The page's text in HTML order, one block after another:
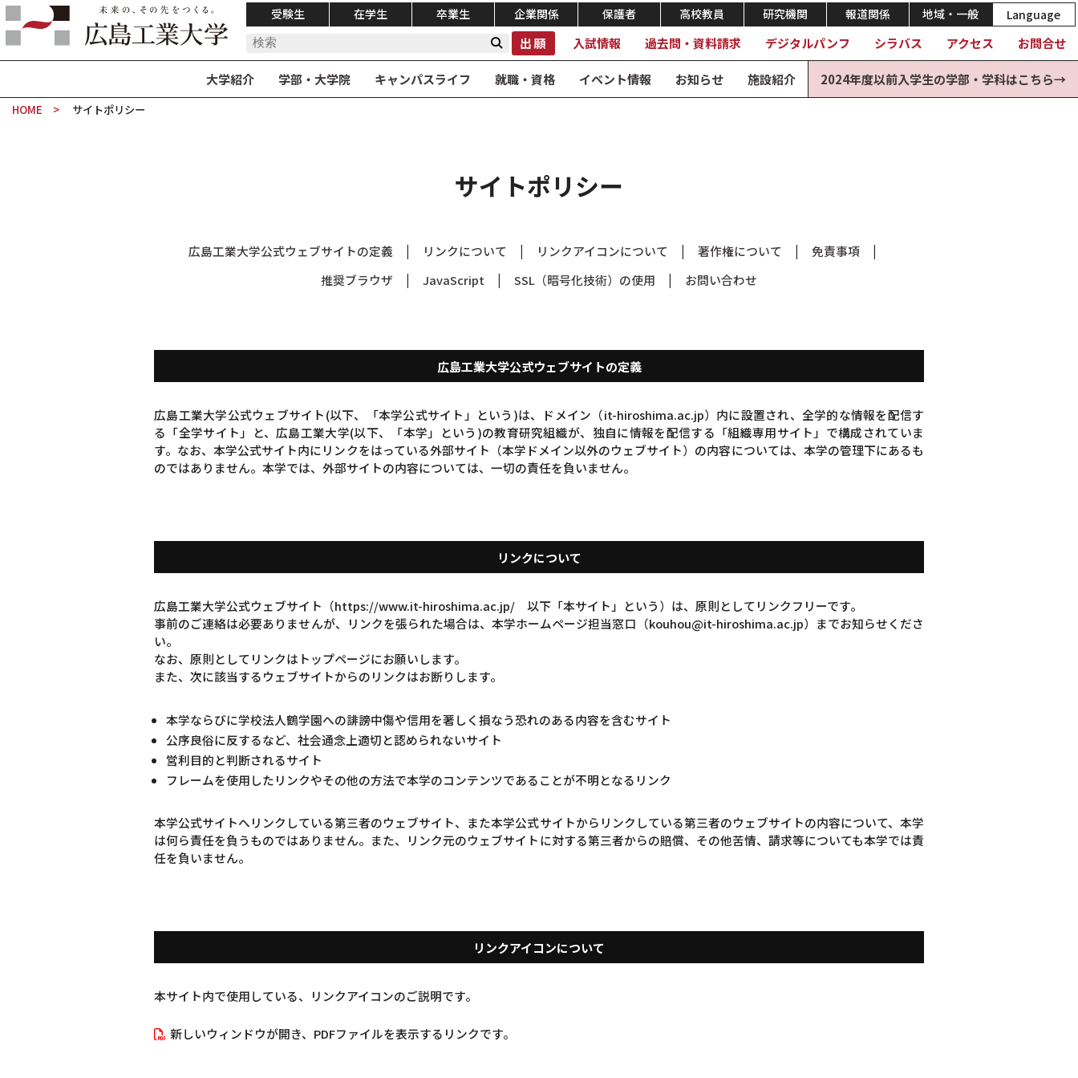
受験生 在学生 卒業生 企業関係 保護者 高校教員 研究機関 報道関係 地域・一般 Language
出願 入試情報 過去問・資料請求 デジタルパンフ シラバス アクセス お問合せ
大学紹介 学部・大学院 キャンパスライフ 就職・資格 イベント情報 お知らせ 施設紹介 2024年度以前入学生の学部・学科はこちら→
HOME サイトポリシー
サイトポリシー
広島工業大学公式ウェブサイトの定義 リンクについて リンクアイコンについて 著作権について
免責事項
推奨ブラウザ
JavaScript SSL（暗号化技術）の使用 お問い合わせ
広島工業大学公式ウェブサイトの定義
広島工業大学公式ウェブサイト(以下、「本学公式サイト」という)は、ドメイン（it-hiroshima.ac.jp）内に設置され、全学的な情報を配信す
る「全学サイト」と、広島工業大学(以下、「本学」という)の教育研究組織が、独自に情報を配信する「組織専用サイト」で構成されていま
す。なお、本学公式サイト内にリンクをはっている外部サイト（本学ドメイン以外のウェブサイト）の内容については、本学の管理下にあるも
のではありません。本学では、外部サイトの内容については、一切の責任を負いません。
リンクについて
広島工業大学公式ウェブサイト（https://www.it-hiroshima.ac.jp/ 以下「本サイト」という）は、原則としてリンクフリーです。
事前のご連絡は必要ありませんが、リンクを張られた場合は、本学ホームページ担当窓口（kouhou@it-hiroshima.ac.jp）までお知らせくださ
い。
なお、原則としてリンクはトップページにお願いします。
また、次に該当するウェブサイトからのリンクはお断りします。
本学ならびに学校法人鶴学園への誹謗中傷や信用を著しく損なう恐れのある内容を含むサイト
公序良俗に反するなど、社会通念上適切と認められないサイト
営利目的と判断されるサイト
フレームを使用したリンクやその他の方法で本学のコンテンツであることが不明となるリンク
本学公式サイトへリンクしている第三者のウェブサイト、また本学公式サイトからリンクしている第三者のウェブサイトの内容について、本学
は何ら責任を負うものではありません。また、リンク元のウェブサイトに対する第三者からの賠償、その他苦情、請求等についても本学では責
任を負いません。
リンクアイコンについて
本サイト内で使用している、リンクアイコンのご説明です。
新しいウィンドウが開き、PDFファイルを表示するリンクです。